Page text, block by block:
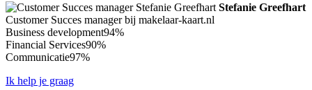
Stefanie Greefhart
Customer Succes manager bij makelaar-kaart.nl
Business development94%
Financial Services90%
Communicatie97%
Ik help je graag